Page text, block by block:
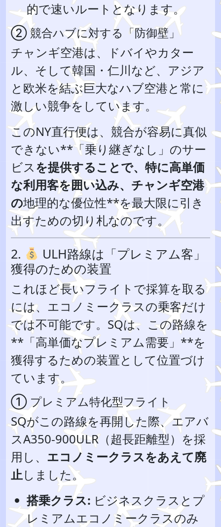
的で速いルートとなります。
② 競合ハブに対する「防御壁」
チャンギ空港は、ドバイやカター
ル、そして韓国・仁川など、アジア
と欧米を結ぶ巨大なハブ空港と常に
激しい競争をしています。
このNY直行便は、競合が容易に真似
できない**「乗り継ぎなし」のサー
ビスを提供することで、特に高単価
な利用客を囲い込み、チャンギ空港
の地理的な優位性**を最大限に引き
出すための切り札なのです。
2.
ULH路線は「プレミアム客」
獲得のための装置
これほど長いフライトで採算を取る
には、エコノミークラスの乗客だけ
では不可能です。SQは、この路線を
**「高単価なプレミアム需要」**を
獲得するための装置として位置づけ
ています。
① プレミアム特化型フライト
SQがこの路線を再開した際、エアバ
スA350-900ULR（超長距離型）を採
用し、 エコノミークラスをあえて廃
止しました。
搭乗クラス: ビジネスクラスとプ
レミアムエコノミークラスのみ